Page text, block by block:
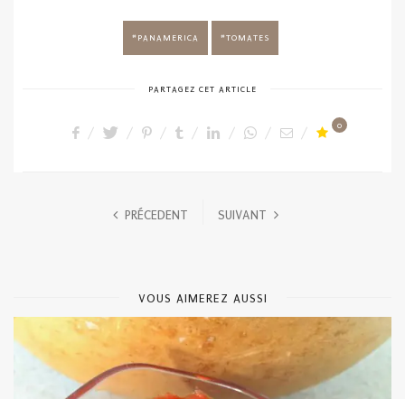
PANAMERICA TOMATES
PARTAGEZ CET ARTICLE
0
PRÉCEDENT SUIVANT
VOUS AIMEREZ AUSSI